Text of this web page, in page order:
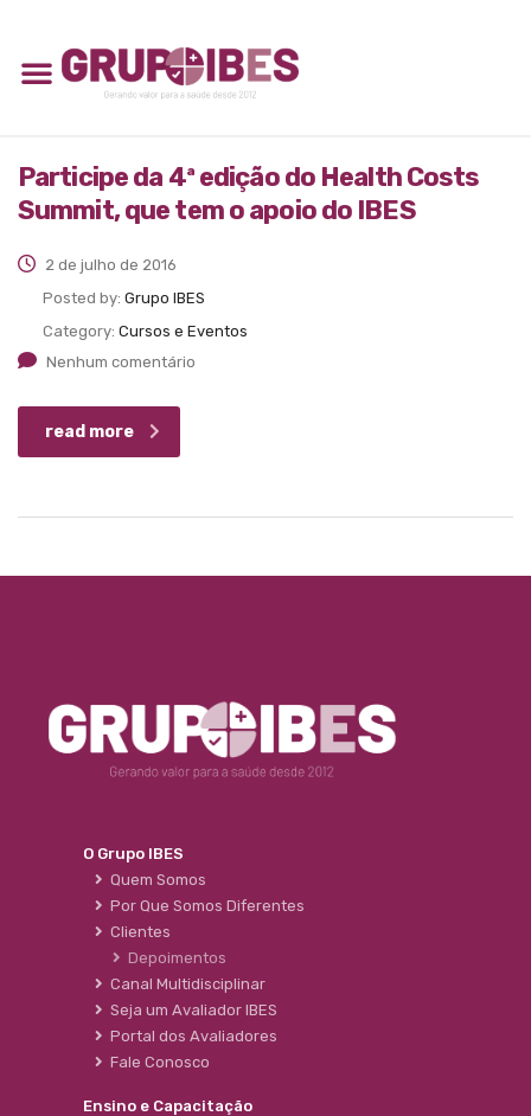
Participe da 4ª edição do Health Costs
Summit, que tem o apoio do IBES
2 de julho de 2016
Posted by: Grupo IBES
Category: Cursos e Eventos
Nenhum comentário
read more
O Grupo IBES
Quem Somos
Por Que Somos Diferentes
Clientes
Depoimentos
Canal Multidisciplinar
Seja um Avaliador IBES
Portal dos Avaliadores
Fale Conosco
Ensino e Capacitação